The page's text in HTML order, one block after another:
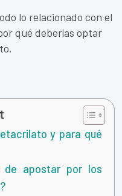
lo relacionado con el
qué deberías optar
y para qué
de apostar por los